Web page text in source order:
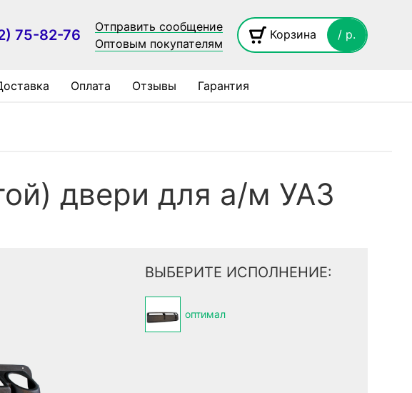
75-82-76
Отправить сообщение
Оптовым покупателям
Корзина / p.
Оплата Отзывы Гарантия
двери для а/м УАЗ
ВЫБЕРИТЕ ИСПОЛНЕНИЕ:
оптимал